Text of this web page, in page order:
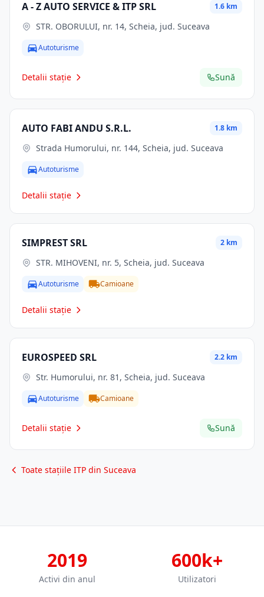
A - Z AUTO SERVICE & ITP SRL 1.6 km
STR. OBORULUI, nr. 14, Scheia, jud. Suceava
Autoturisme
Detalii stație Sună
AUTO FABI ANDU S.R.L. 1.8 km
Strada Humorului, nr. 144, Scheia, jud. Suceava
Autoturisme
Detalii stație
SIMPREST SRL 2 km
STR. MIHOVENI, nr. 5, Scheia, jud. Suceava
Autoturisme Camioane
Detalii stație
EUROSPEED SRL 2.2 km
Str. Humorului, nr. 81, Scheia, jud. Suceava
Autoturisme Camioane
Detalii stație Sună
Toate stațiile ITP din Suceava
2019
Activi din anul
600k+
Utilizatori